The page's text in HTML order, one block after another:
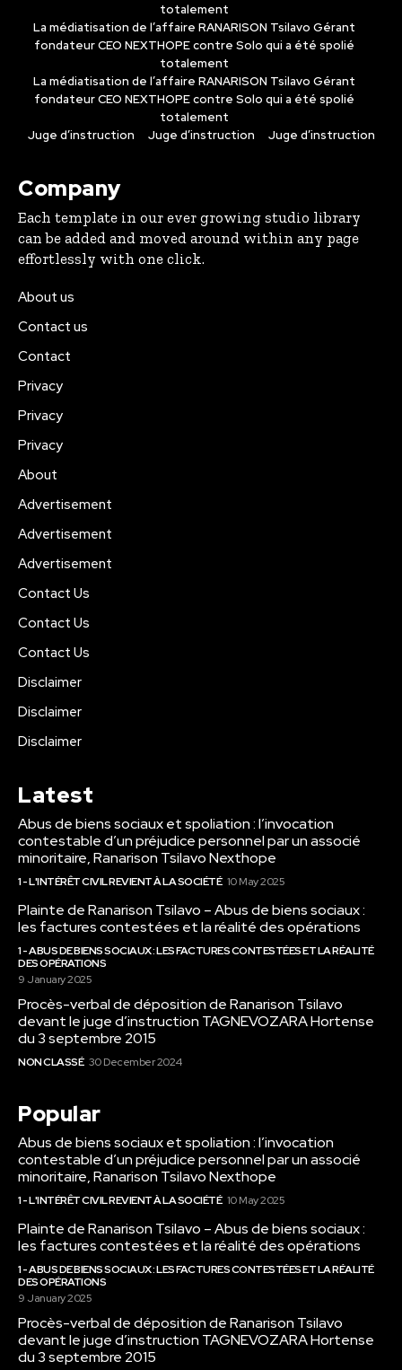
totalement
La médiatisation de l’affaire RANARISON Tsilavo Gérant
fondateur CEO NEXTHOPE contre Solo qui a été spolié
totalement
La médiatisation de l’affaire RANARISON Tsilavo Gérant
fondateur CEO NEXTHOPE contre Solo qui a été spolié
totalement
Juge d’instruction
Juge d’instruction Juge d’instruction
Company
Each template in our ever growing studio library
can be added and moved around within any page
effortlessly with one click.
About us
Contact us
Contact
Privacy
Privacy
Privacy
About
Advertisement
Advertisement
Advertisement
Contact Us
Contact Us
Contact Us
Disclaimer
Disclaimer
Disclaimer
Latest
Abus de biens sociaux et spoliation : l’invocation
contestable d’un préjudice personnel par un associé
minoritaire, Ranarison Tsilavo Nexthope
1 - L'INTÉRÊT CIVIL REVIENT À LA SOCIÉTÉ 10 May 2025
Plainte de Ranarison Tsilavo – Abus de biens sociaux :
les factures contestées et la réalité des opérations
1 - ABUS DE BIENS SOCIAUX : LES FACTURES CONTESTÉES ET LA RÉALITÉ
DES OPÉRATIONS
9 January 2025
Procès-verbal de déposition de Ranarison Tsilavo
devant le juge d’instruction TAGNEVOZARA Hortense
du 3 septembre 2015
NON CLASSÉ 30 December 2024
Popular
Abus de biens sociaux et spoliation : l’invocation
contestable d’un préjudice personnel par un associé
minoritaire, Ranarison Tsilavo Nexthope
1 - L'INTÉRÊT CIVIL REVIENT À LA SOCIÉTÉ 10 May 2025
Plainte de Ranarison Tsilavo – Abus de biens sociaux :
les factures contestées et la réalité des opérations
1 - ABUS DE BIENS SOCIAUX : LES FACTURES CONTESTÉES ET LA RÉALITÉ
DES OPÉRATIONS
9 January 2025
Procès-verbal de déposition de Ranarison Tsilavo
devant le juge d’instruction TAGNEVOZARA Hortense
du 3 septembre 2015